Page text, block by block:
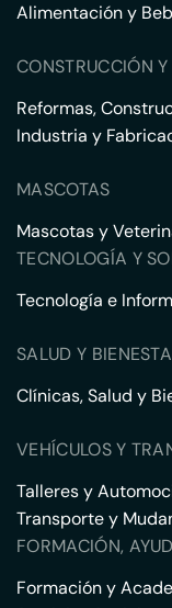
Alimentación y
CONSTRUCCIÓN
Reformas,
Industria y
MASCOTAS
Mascotas y
TECNOLOGÍA Y
Tecnología e
SALUD Y
Clínicas, Salud y
VEHÍCULOS Y
Talleres y
Transporte y
FORMACIÓN,
Formación y